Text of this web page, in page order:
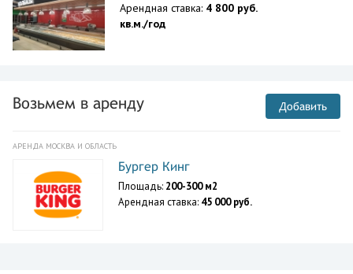
Арендная ставка: 4 800 руб.
кв.м./год
Возьмем в аренду Добавить
АРЕНДА МОСКВА И ОБЛАСТЬ
Бургер Кинг
Площадь: 200-300 м2
Арендная ставка: 45 000 руб.